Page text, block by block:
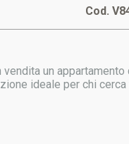
Cod.
un
ideale per chi